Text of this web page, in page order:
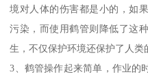
境对人体的伤害都是小的，如
污染，而使用鹤管则降低了这
生，不仅保护环境还保护了人类
3、鹤管操作起来简单，作业的